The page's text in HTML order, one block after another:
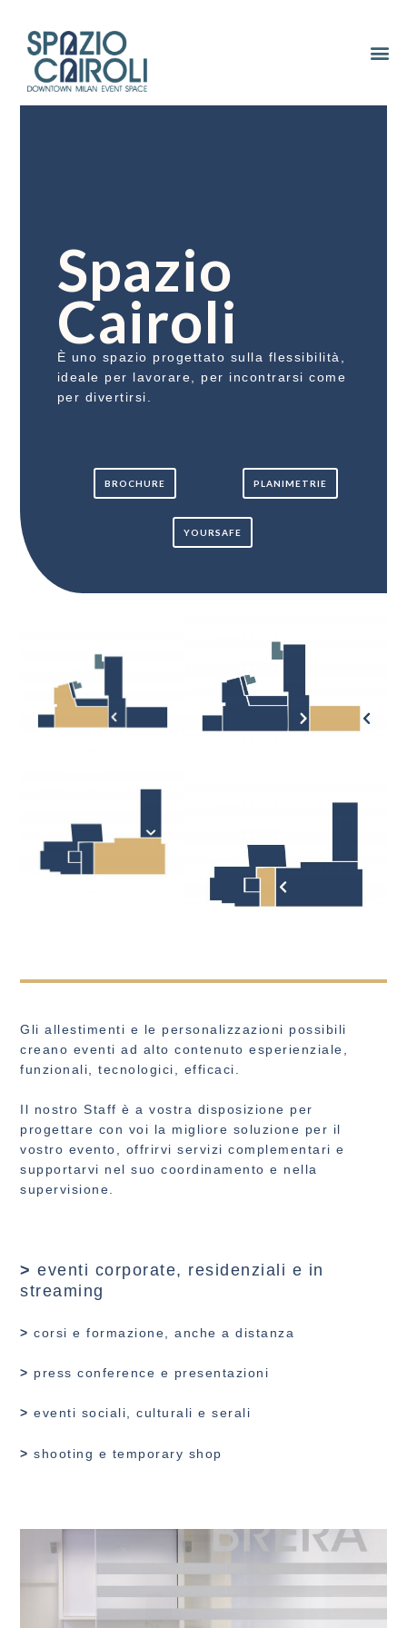
Spazio
Cairoli
È uno spazio progettato sulla flessibilità,
ideale per lavorare, per incontrarsi come
per divertirsi.
BROCHURE PLANIMETRIE
YOURSAFE
Gli allestimenti e le personalizzazioni possibili
creano eventi ad alto contenuto esperienziale,
funzionali, tecnologici, efficaci.
Il nostro Staff è a vostra disposizione per
progettare con voi la migliore soluzione per il
vostro evento, offrirvi servizi complementari e
supportarvi nel suo coordinamento e nella
supervisione.
> eventi corporate, residenziali e in
streaming
> corsi e formazione, anche a distanza
> press conference e presentazioni
> eventi sociali, culturali e serali
> shooting e temporary shop